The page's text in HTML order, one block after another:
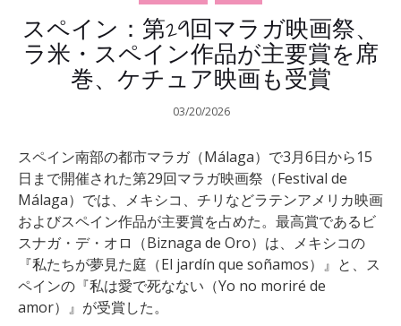
スペイン：第29回マラガ映画祭、
ラ米・スペイン作品が主要賞を席
巻、ケチュア映画も受賞
03/20/2026
スペイン南部の都市マラガ（Málaga）で3月6日から15
日まで開催された第29回マラガ映画祭（Festival de
Málaga）では、メキシコ、チリなどラテンアメリカ映画
およびスペイン作品が主要賞を占めた。最高賞であるビ
スナガ・デ・オロ（Biznaga de Oro）は、メキシコの
『私たちが夢見た庭（El jardín que soñamos）』と、ス
ペインの『私は愛で死なない（Yo no moriré de
amor）』が受賞した。